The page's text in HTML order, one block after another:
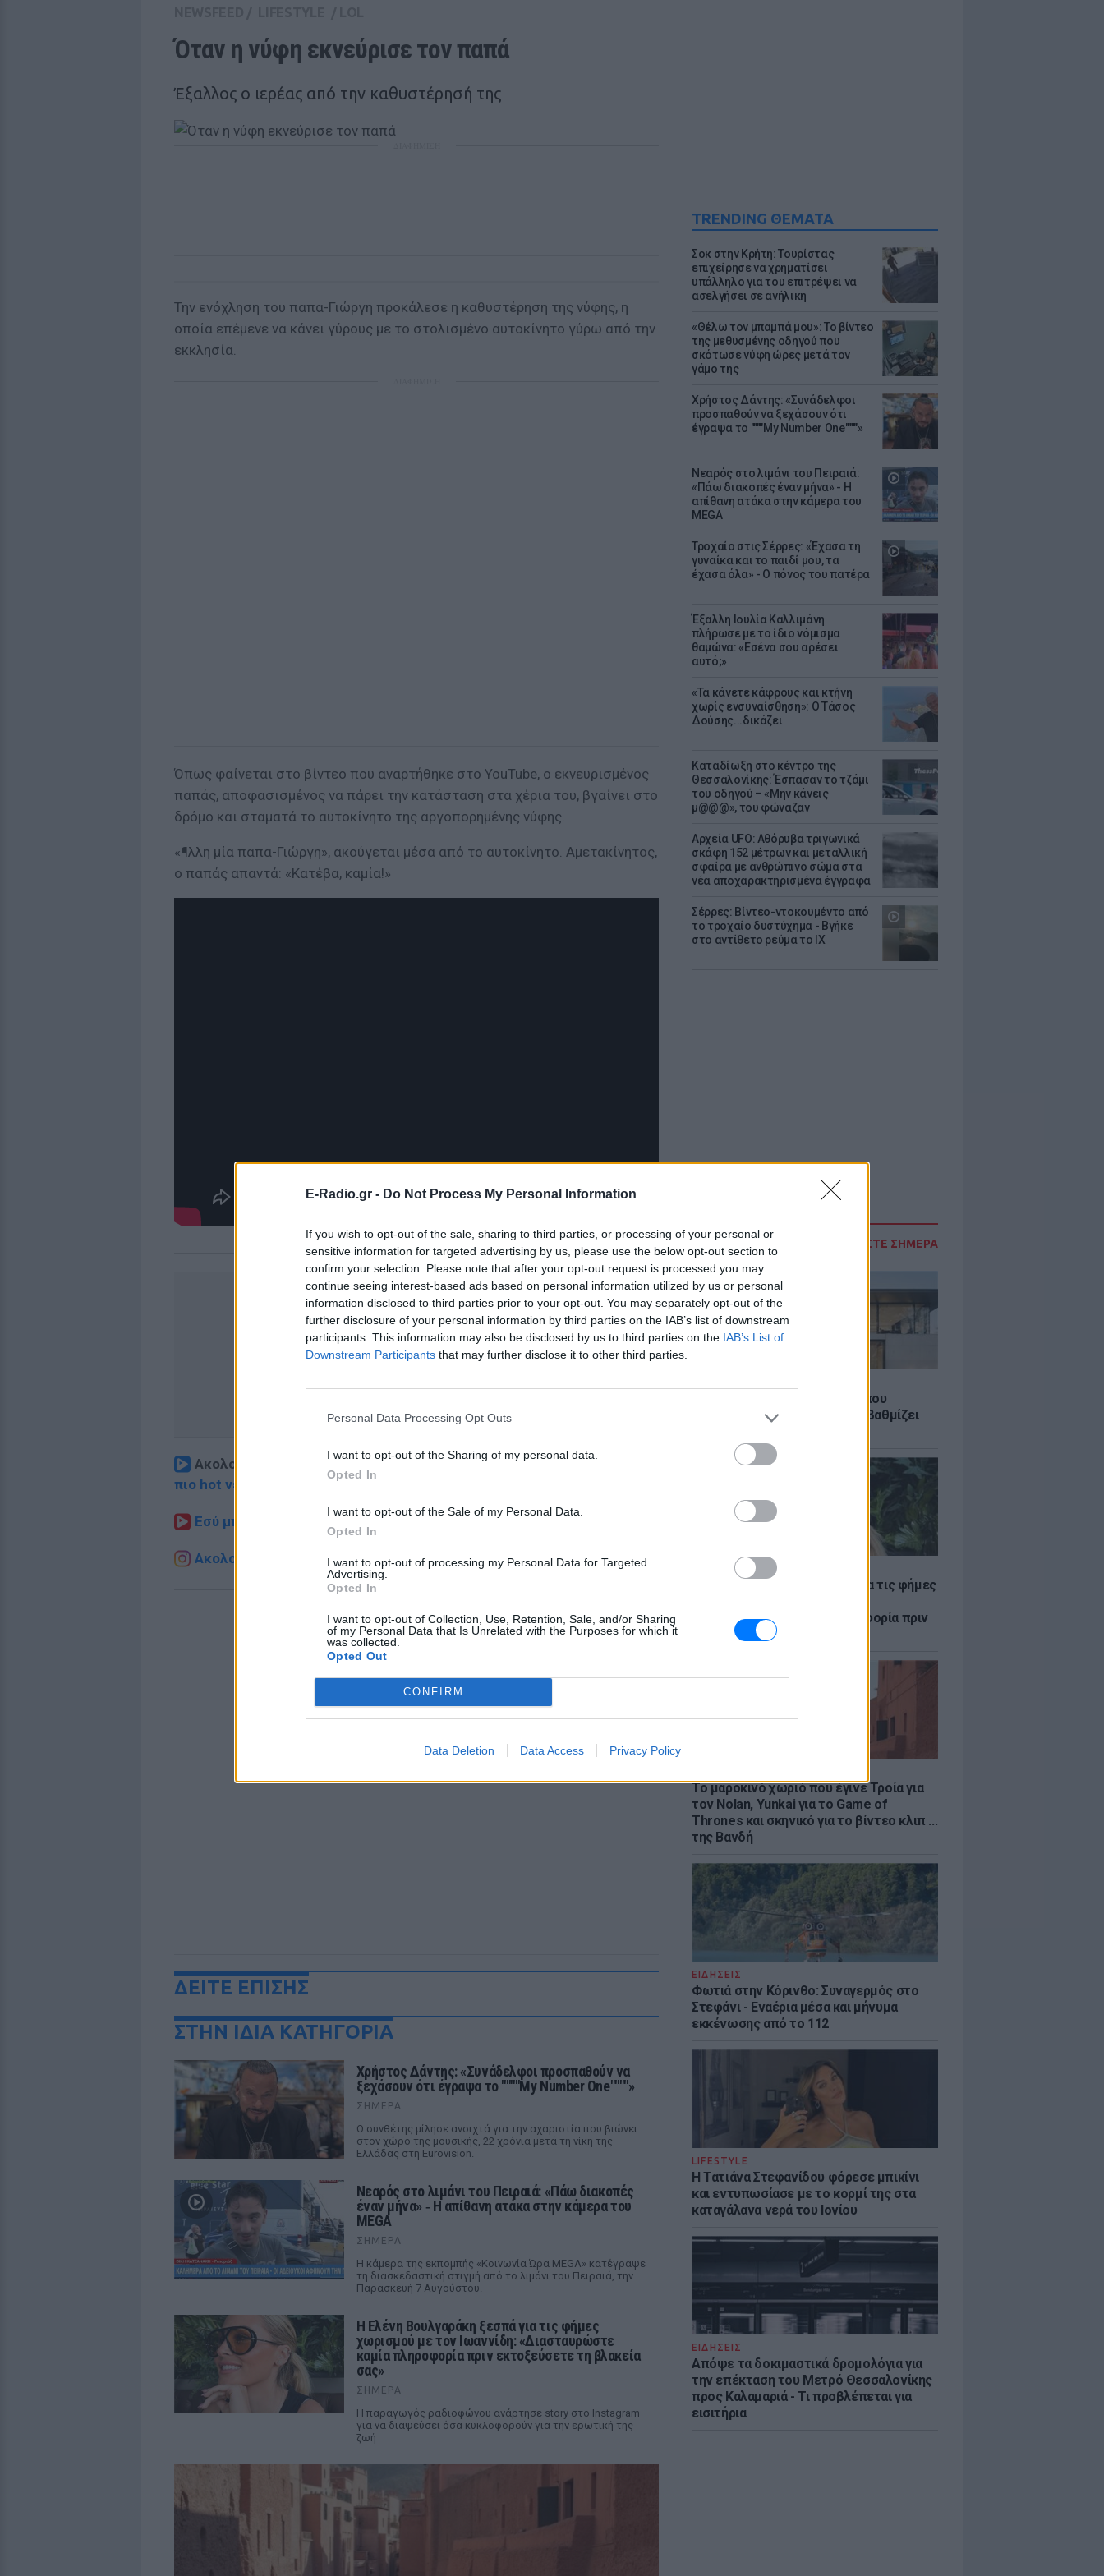
E-Radio.gr - Do Not Process My Personal Information
If you wish to opt-out of the sale, sharing to third parties, or processing of your personal or
sensitive information for targeted advertising by us, please use the below opt-out section to
confirm your selection. Please note that after your opt-out request is processed you may
continue seeing interest-based ads based on personal information utilized by us or personal
information disclosed to third parties prior to your opt-out. You may separately opt-out of the
further disclosure of your personal information by third parties on the IAB’s list of downstream
participants. This information may also be disclosed by us to third parties on the IAB’s List of
Downstream Participants that may further disclose it to other third parties.
Personal Data Processing Opt Outs
I want to opt-out of the Sharing of my personal data.
Opted In
I want to opt-out of the Sale of my Personal Data.
Opted In
I want to opt-out of processing my Personal Data for Targeted
Advertising.
Opted In
I want to opt-out of Collection, Use, Retention, Sale, and/or Sharing
of my Personal Data that Is Unrelated with the Purposes for which it
was collected.
Opted Out
CONFIRM
Data Deletion Data Access Privacy Policy
TRENDING ΘΕΜΑΤΑ
Σοκ στην Κρήτη: Τουρίστας
επιχείρησε να χρηματίσει
υπάλληλο για του επιτρέψει να
ασελγήσει σε ανήλικη
«Θέλω τον μπαμπά μου»: Το βίντεο
της μεθυσμένης οδηγού που
σκότωσε νύφη ώρες μετά τον
γάμο της
Χρήστος Δάντης: «Συνάδελφοι
προσπαθούν να ξεχάσουν ότι
έγραψα το """"My Number One""""»
Νεαρός στο λιμάνι του Πειραιά:
«Πάω διακοπές έναν μήνα» - Η
απίθανη ατάκα στην κάμερα του
MEGA
Τροχαίο στις Σέρρες: «Έχασα τη
γυναίκα και το παιδί μου, τα
έχασα όλα» - Ο πόνος του πατέρα
Έξαλλη Ιουλία Καλλιμάνη
πλήρωσε με το ίδιο νόμισμα
θαμώνα: «Εσένα σου αρέσει
αυτό;»
«Τα κάνετε κάφρους και κτήνη
χωρίς ενσυναίσθηση»: Ο Τάσος
Δούσης...δικάζει
Καταδίωξη στο κέντρο της
Θεσσαλονίκης: Έσπασαν το τζάμι
του οδηγού – «Μην κάνεις
μ@@@», του φώναζαν
Αρχεία UFO: Αθόρυβα τριγωνικά
σκάφη 152 μέτρων και μεταλλική
σφαίρα με ανθρώπινο σώμα στα
νέα αποχαρακτηρισμένα έγγραφα
Σέρρες: Βίντεο-ντοκουμέντο από
το τροχαίο δυστύχημα - Βγήκε
στο αντίθετο ρεύμα το ΙΧ
ΔΙΑΒΑΣΤΕ ΣΗΜΕΡΑ
Θερμοπλαστική: Καινοτομία που
εξοικονομεί ενέργεια και αναβαθμίζει
LIFESTYLE
Η Ελένη Βουλγαράκη ξεσπά για τις φήμες
«Διασταυρώστε καμία πληροφορία πριν
εκτοξεύσετε τη βλακεία σας»
Το μαροκινό χωριό που έγινε Τροία για
τον Nolan, Yunkai για το Game of
Thrones και σκηνικό για το βίντεο κλιπ ...
της Βανδή
ΕΙΔΗΣΕΙΣ
Φωτιά στην Κόρινθο: Συναγερμός στο
Στεφάνι - Εναέρια μέσα και μήνυμα
εκκένωσης από το 112
LIFESTYLE
Η Τατιάνα Στεφανίδου φόρεσε μπικίνι
και εντυπωσίασε με το κορμί της στα
καταγάλανα νερά του Ιονίου
ΕΙΔΗΣΕΙΣ
Απόψε τα δοκιμαστικά δρομολόγια για
την επέκταση του Μετρό Θεσσαλονίκης
προς Καλαμαριά - Τι προβλέπεται για
εισιτήρια
Όταν η νύφη εκνεύρισε τον παπά
Έξαλλος ο ιερέας από την καθυστέρησή της
Την ενόχληση του παπα-Γιώργη προκάλεσε η καθυστέρηση της νύφης, η
οποία επέμενε να κάνει γύρους με το στολισμένο αυτοκίνητο γύρω από την
εκκλησία.
Όπως φαίνεται στο βίντεο που αναρτήθηκε στο YouTube, ο εκνευρισμένος
παπάς, αποφασισμένος να πάρει την κατάσταση στα χέρια του, βγαίνει στο
δρόμο και σταματά το αυτοκίνητο της αργοπορημένης νύφης.
«¶λλη μία παπα-Γιώργη», ακούγεται μέσα από το αυτοκίνητο. Αμετακίνητος,
ο παπάς απαντά: «Κατέβα, καμία!»
ΔΙΑΦΗΜΙΣΗ
Ακολουθήστε το E-Radio.gr στοGoogle Newsκαι μάθετε πρώτοι
πιο hot νέα
Εσύ μπήκες στο E-Daily.gr; Τα νέα της ημέρας και ότι σου κάνει κλικ!
Ακολουθήστε το E-Radio.gr και στο Instagram
ΔΕΙΤΕ ΕΠΙΣΗΣ
ΣΤΗΝ ΙΔΙΑ ΚΑΤΗΓΟΡΙΑ
Χρήστος Δάντης: «Συνάδελφοι προσπαθούν να
ξεχάσουν ότι έγραψα το """"My Number One""""»
ΣΉΜΕΡΑ
Ο συνθέτης μίλησε ανοιχτά για την αχαριστία που βιώνει
στον χώρο της μουσικής, 22 χρόνια μετά τη νίκη της
Ελλάδας στη Eurovision.
Νεαρός στο λιμάνι του Πειραιά: «Πάω διακοπές
έναν μήνα» ‑ Η απίθανη ατάκα στην κάμερα του
MEGA
ΣΉΜΕΡΑ
Η κάμερα της εκπομπής «Κοινωνία Ώρα MEGA» κατέγραψε
τη διασκεδαστική στιγμή από το λιμάνι του Πειραιά, την
Παρασκευή 7 Αυγούστου.
Η Ελένη Βουλγαράκη ξεσπά για τις φήμες
χωρισμού με τον Ιωαννίδη: «Διασταυρώστε
καμία πληροφορία πριν εκτοξεύσετε τη βλακεία
σας»
ΣΉΜΕΡΑ
Η παραγωγός ραδιοφώνου ανάρτησε story στο Instagram
για να διαψεύσει όσα κυκλοφορούν για την ερωτική της
ζωή